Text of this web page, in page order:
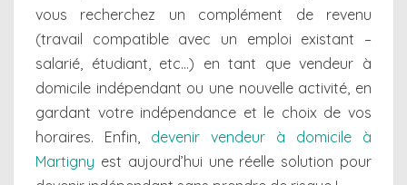
vous recherchez un complément de revenu
(travail compatible avec un emploi existant –
salarié, étudiant, etc…) en tant que vendeur à
domicile indépendant ou une nouvelle activité, en
gardant votre indépendance et le choix de vos
horaires. Enfin, devenir vendeur à domicile à
Martigny est aujourd’hui une réelle solution pour